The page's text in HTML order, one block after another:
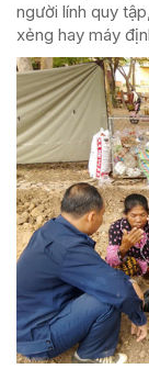
người lính quy
xẻng hay máy